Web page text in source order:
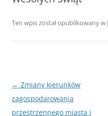
Ten wpis został opublikowany w
Nawigacja
wpisu
← Zmiany kierunków
zagospodarowania
przestrzennego miasta i